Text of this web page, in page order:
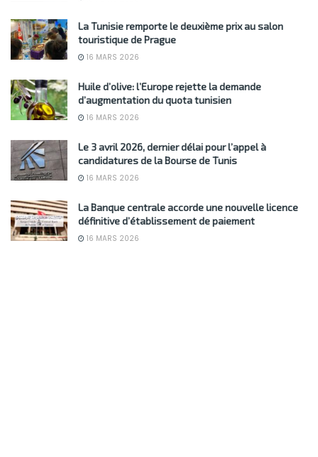
La Tunisie remporte le deuxième prix au salon
touristique de Prague
16 MARS 2026
Huile d’olive: l’Europe rejette la demande
d’augmentation du quota tunisien
16 MARS 2026
Le 3 avril 2026, dernier délai pour l’appel à
candidatures de la Bourse de Tunis
16 MARS 2026
La Banque centrale accorde une nouvelle licence
définitive d’établissement de paiement
16 MARS 2026